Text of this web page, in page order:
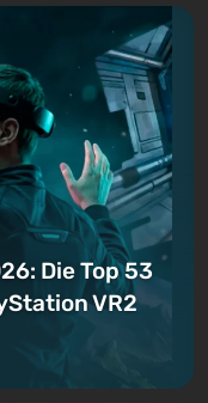
Die Top 53
VR2